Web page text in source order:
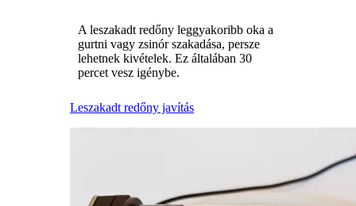
A leszakadt redőny leggyakoribb oka a
gurtni vagy zsinór szakadása, persze
lehetnek kivételek. Ez általában 30
percet vesz igénybe.
Leszakadt redőny javítás